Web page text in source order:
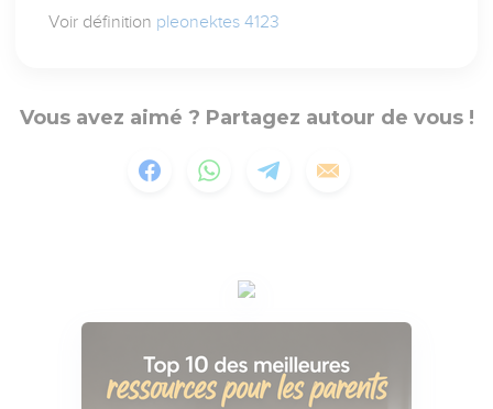
Voir définition pleonektes 4123
Vous avez aimé ? Partagez autour de vous !